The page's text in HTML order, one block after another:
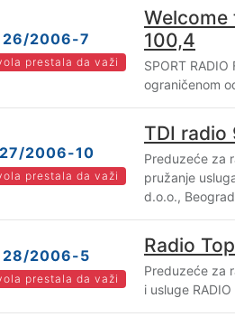
26/2006-7
prestala da važi
Welcome
100,4
SPORT
ograničenom
27/2006-10
prestala da važi
TDI radio
Preduzeće za
pružanje
d.o.o., Beograd
28/2006-5
prestala da važi
Radio
Preduzeće za
i usluge